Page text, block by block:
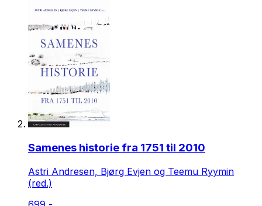
Samenes historie fra 1751 til 2010
Astri Andresen, Bjørg Evjen og Teemu Ryymin
(red.)